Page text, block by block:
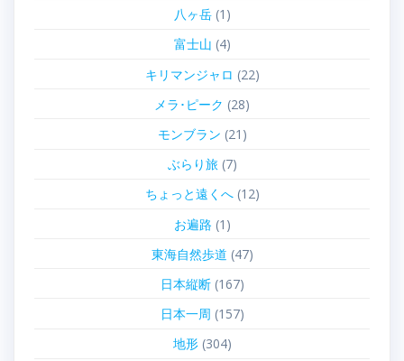
八ヶ岳(1)
富士山 (4)
キリマンジャロ (22)
メラ･ピーク (28)
モンブラン (21)
ぶらり旅(7)
ちょっと遠くへ(12)
お遍路 (1)
東海自然歩道 (47)
日本縦断(167)
日本一周 (157)
地形(304)